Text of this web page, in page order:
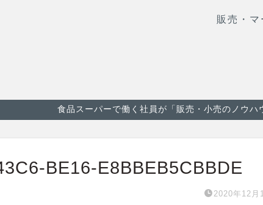
販売・
食品スーパーで働く社員が「販売・小売のノウハ
BE16-E8BBEB5CBBDE
2020年12月